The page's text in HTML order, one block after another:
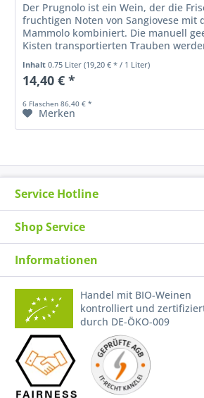
Der Prugnolo ist ein Wein, der die
fruchtigen Noten von Sangiovese mit
Mammolo kombiniert. Die manuell
Kisten transportierten Trauben
Entrappen und sanften Pressen zur...
Inhalt0.75 Liter(19,20 € * / 1 Liter)
14,40 € *
6 Flaschen 86,40 € *
Merken
Service Hotline
Shop Service
Informationen
Handel mit BIO-Weinen
kontrolliert und
durch DE-ÖKO-009